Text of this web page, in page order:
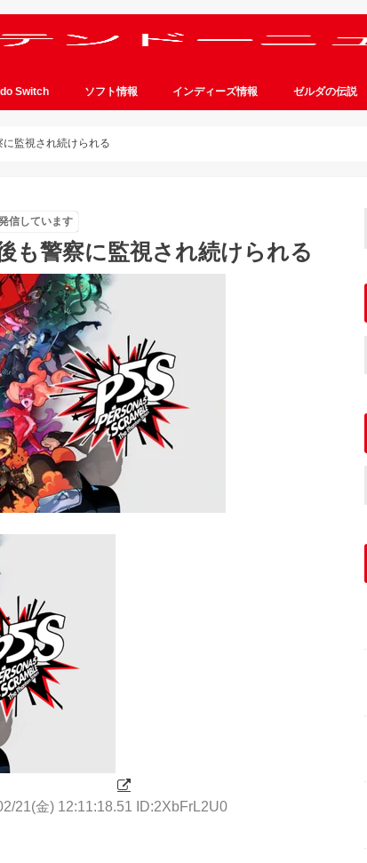
Switch ソフト情報 インディーズ情報 ゼルダの伝説
監視され続けられる
信しています
も警察に監視され続けられる
21(金) 12:11:18.51 ID:2XbFrL2U0